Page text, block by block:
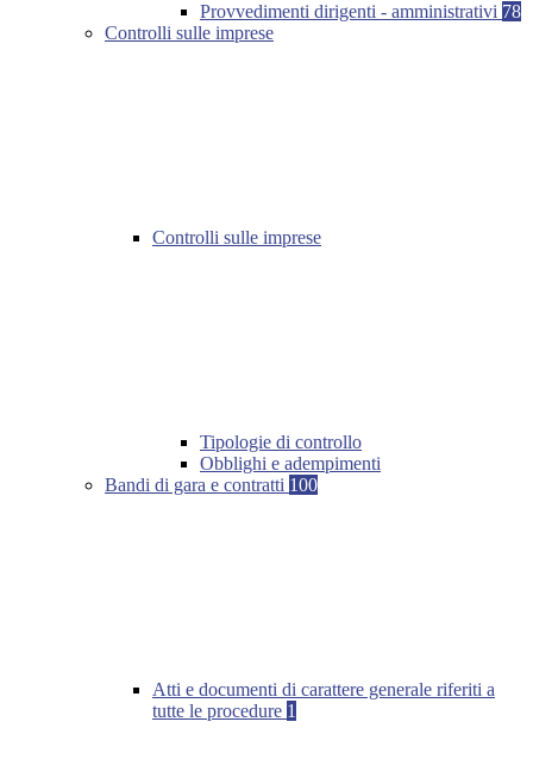
Provvedimenti dirigenti - amministrativi 78
Controlli sulle imprese
Controlli sulle imprese
Tipologie di controllo
Obblighi e adempimenti
Bandi di gara e contratti 100
Atti e documenti di carattere generale riferiti a
tutte le procedure 1